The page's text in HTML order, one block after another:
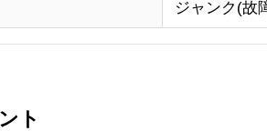
ジャンク(故
ト